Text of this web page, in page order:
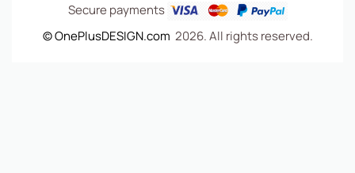
Secure payments
© OnePlusDESIGN.com 2026. All rights reserved.